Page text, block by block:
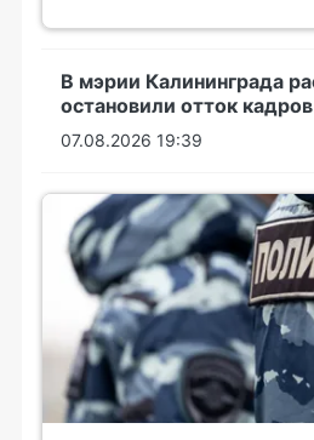
В мэрии Калининграда
остановили отток
07.08.2026 19:39